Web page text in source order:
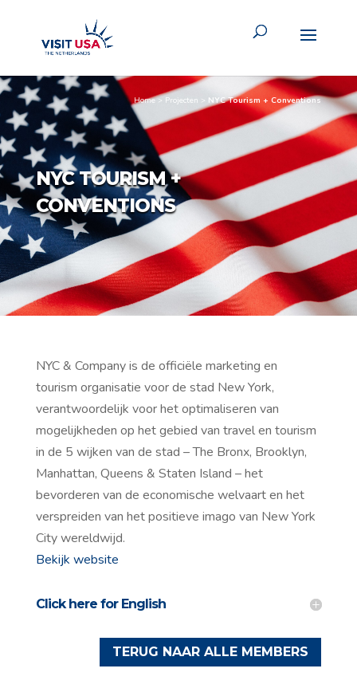
Home> Projecten > NYC Tourism + Conventions
NYC TOURISM +
CONVENTIONS
NYC & Company is de officiële marketing en
tourism organisatie voor de stad New York,
verantwoordelijk voor het optimaliseren van
mogelijkheden op het gebied van travel en tourism
in de 5 wijken van de stad – The Bronx, Brooklyn,
Manhattan, Queens & Staten Island – het
bevorderen van de economische welvaart en het
verspreiden van het positieve imago van New York
City wereldwijd.
Bekijk website
Click here for English
TERUG NAAR ALLE MEMBERS